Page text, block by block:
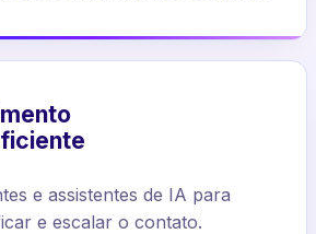
e assistentes de IA para
e escalar o contato.